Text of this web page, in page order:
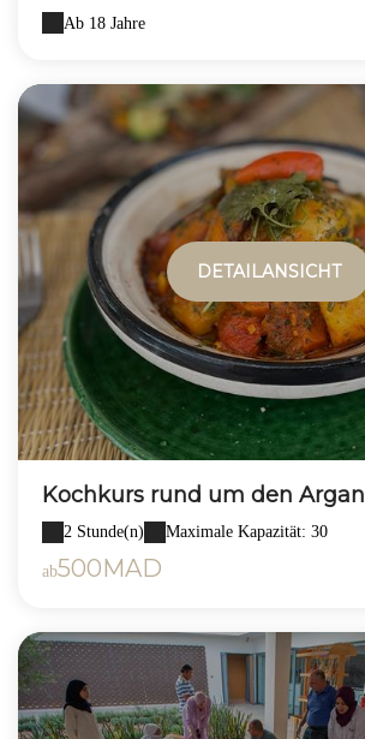
Ab 18 Jahre
DETAILANSICHT
Kochkurs rund um den Argan
2 Stunde(n) Maximale Kapazität: 30
ab500MAD